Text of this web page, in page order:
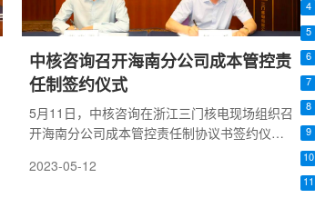
中核咨询召开海南分公司成本管控责
任制签约仪式
5月11日，中核咨询在浙江三门核电现场组织召
开海南分公司成本管控责任制协议书签约仪
式，代表公司与海南分公司完成签约，副总工
2023-05-12
4
5
6
7
8
9
10
11